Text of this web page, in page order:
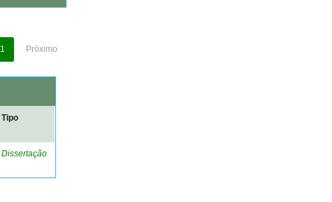
1 Próximo
Tipo
Dissertação